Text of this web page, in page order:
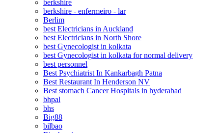
berkshire
berkshire - enfermeiro - lar
Berlim
best Electricians in Auckland
best Electricians in North Shore
best Gynecologist in kolkata
best Gynecologist in kolkata for normal delivery
best personnel
Best Psychiatrist In Kankarbagh Patna
Best Restaurant In Henderson NV
Best stomach Cancer Hospitals in hyderabad
bhpal
bhs
Big88
bilbao